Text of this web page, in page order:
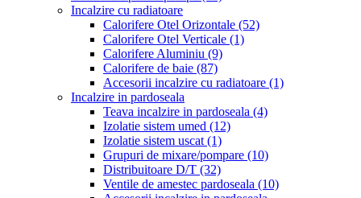
Incalzire cu radiatoare
Calorifere Otel Orizontale (52)
Calorifere Otel Verticale (1)
Calorifere Aluminiu (9)
Calorifere de baie (87)
Accesorii incalzire cu radiatoare (1)
Incalzire in pardoseala
Teava incalzire in pardoseala (4)
Izolatie sistem umed (12)
Izolatie sistem uscat (1)
Grupuri de mixare/pompare (10)
Distribuitoare D/T (32)
Ventile de amestec pardoseala (10)